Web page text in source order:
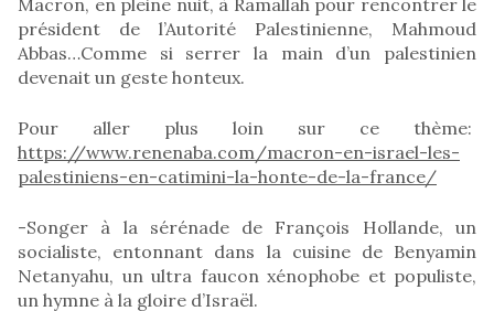
président de l’Autorité Palestinienne, Mahmoud
Abbas…Comme si serrer la main d’un palestinien
devenait un geste honteux.
Pour aller plus loin sur ce thème:
https://www.renenaba.com/macron-en-israel-les-
palestiniens-en-catimini-la-honte-de-la-france/
-Songer à la sérénade de François Hollande, un
socialiste, entonnant dans la cuisine de Benyamin
Netanyahu, un ultra faucon xénophobe et populiste,
un hymne à la gloire d’Israël.